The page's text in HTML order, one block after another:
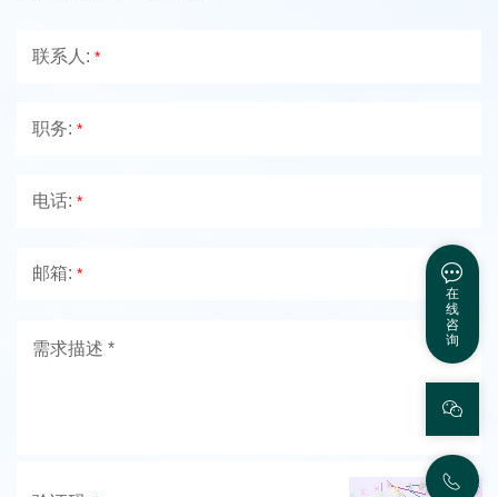
联系人: *
职务: *
电话: *
邮箱: *
在
线
咨
询